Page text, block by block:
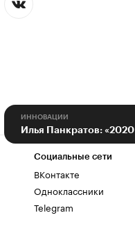
ИННОВАЦИИ
Илья Панкратов:
Социальные сети
ВКонтакте
Одноклассники
Telegram